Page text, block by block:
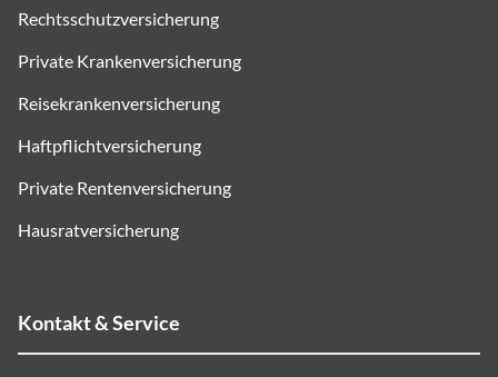
Rechtsschutzversicherung
Private Krankenversicherung
Reisekrankenversicherung
Haftpflichtversicherung
Private Rentenversicherung
Hausratversicherung
Kontakt & Service